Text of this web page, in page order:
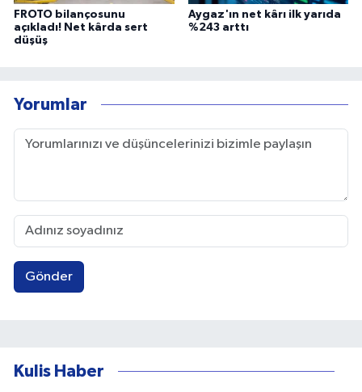
FROTO bilançosunu
açıkladı! Net kârda sert
düşüş
Aygaz'ın net kârı ilk yarıda
%243 arttı
Yorumlar
Gönder
Kulis Haber